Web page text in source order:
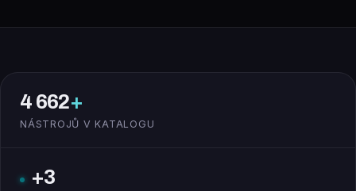
4 662+
NÁSTROJŮ V KATALOGU
+3